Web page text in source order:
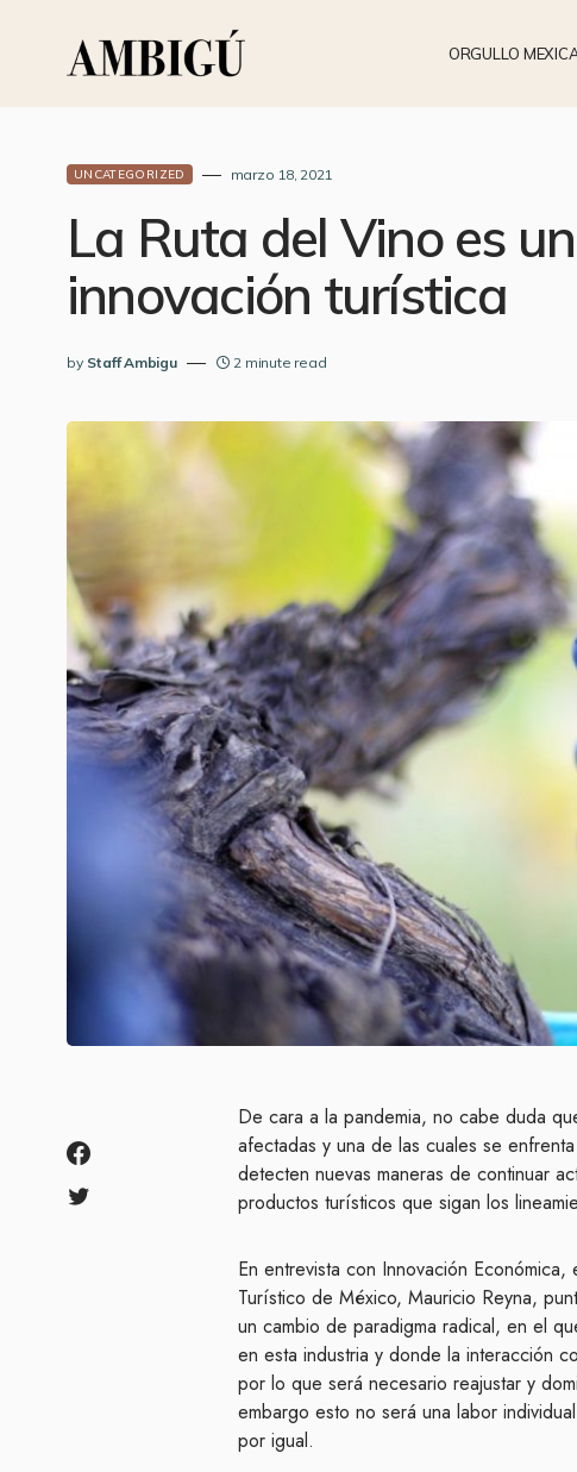
ORGULLO
UNCATEGORIZED marzo 18, 2021
La Ruta del Vino es
innovación turística
by Staff Ambigu 2 minute read
De cara a la pandemia, no cabe duda
afectadas y una de las cuales se
detecten nuevas maneras de continuar
productos turísticos que sigan los
En entrevista con Innovación
Turístico de México, Mauricio Reyna,
un cambio de paradigma radical, en el
en esta industria y donde la interacción
por lo que será necesario reajustar y
embargo esto no será una labor
por igual.